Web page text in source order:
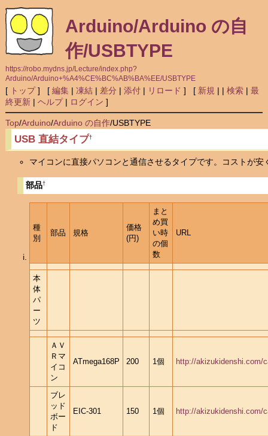
Arduino/Arduino の自
作/USBTYPE
https://robo.mydns.jp/Lecture/index.php?
Arduino/Arduino+%A4%CE%BC%AB%BA%EE/USBTYPE
[ トップ] [ 編集| 凍結 | 差分 | 添付| リロード ] [ 新規 | | 検索| 最
終更新| ヘルプ| ログイン ]
Top/Arduino/Arduino の自作/USBTYPE
USB 直結タイプ†
マイコンに直接パソコンと通信させるタイプです。コストが安
部品†
種
別
部品 規格
価格
(円)
まと
め買
い時
の個
数
URL
本
体
パ
ー
ツ
ＡＶ
Ｒマ
イコ
ン
ATmega168P 200 1個 http://akizukidenshi.com/
ブレ
ッド
ボー
ド
EIC-301 150 1個 http://akizukidenshi.com/